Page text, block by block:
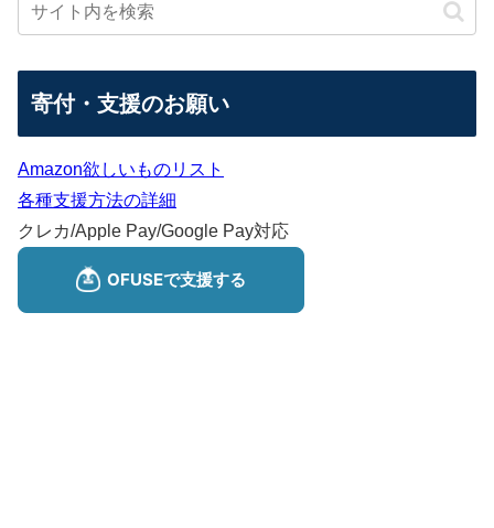
寄付・支援のお願い
Amazon欲しいものリスト
各種支援方法の詳細
クレカ/Apple Pay/Google Pay対応